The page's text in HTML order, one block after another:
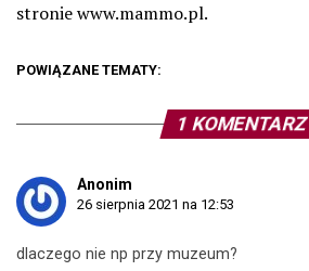
stronie www.mammo.pl.
POWIĄZANE TEMATY:
1 KOMENTARZ
Anonim
26 sierpnia 2021 na 12:53
dlaczego nie np przy muzeum?